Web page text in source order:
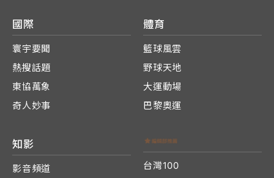
國際
寰宇要聞
熱搜話題
東協萬象
奇人妙事
體育
籃球風雲
野球天地
大運動場
巴黎奧運
知影
影音頻道
台灣100